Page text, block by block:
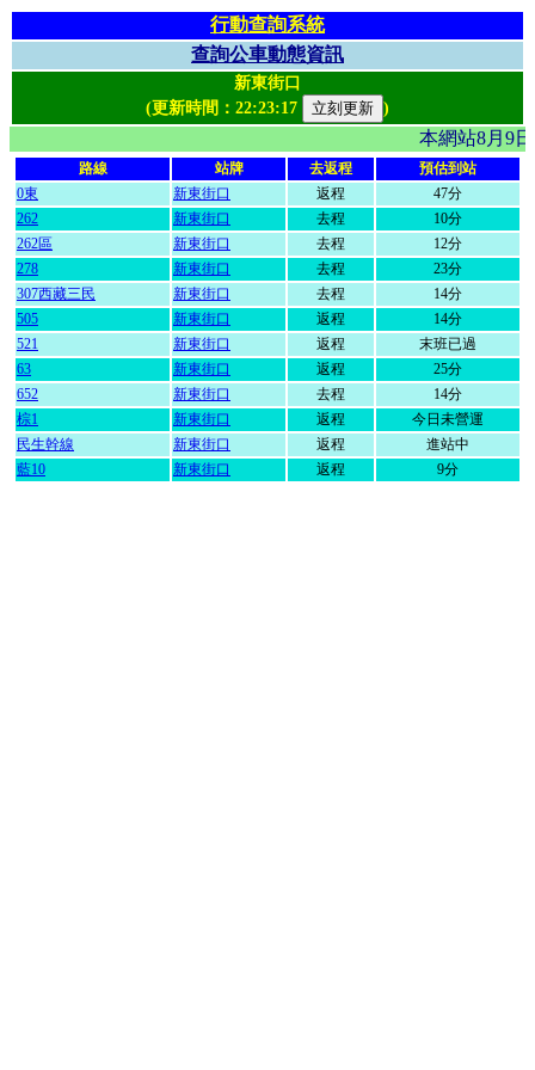
行動查詢系統
查詢公車動態資訊
新東街口
(更新時間： 22:23:17 )
本網站8月9
路線 站牌 去返程
預估到站
0東
新東街口 返程
47分
262
新東街口 去程
10分
262區
新東街口 去程
12分
278
新東街口 去程
23分
307西藏三民
新東街口 去程
14分
505
新東街口 返程
14分
521
新東街口 返程
末班已過
63
新東街口 返程
25分
652
新東街口 去程
14分
棕1
新東街口 返程
今日未營運
民生幹線
新東街口 返程
進站中
藍10
新東街口 返程 9分